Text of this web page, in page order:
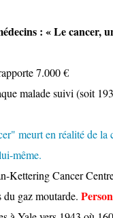
: « Le cancer,
7.000 €
malade suivi (soit
meurt en réalité de
même.
Kettering Cancer
du gaz moutarde.